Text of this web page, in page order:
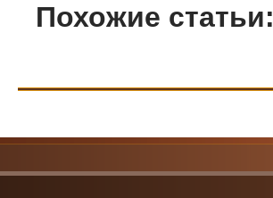
Похожие статьи: